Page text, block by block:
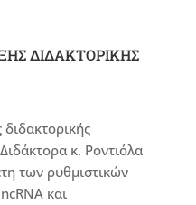
ΔΙΔΑΚΤΟΡΙΚΗΣ
κ. Ροντιόλα
των ρυθμιστικών
και